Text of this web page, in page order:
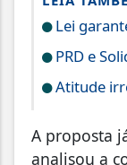
Lei
PRD e
Atitude
A proposta
analisou a